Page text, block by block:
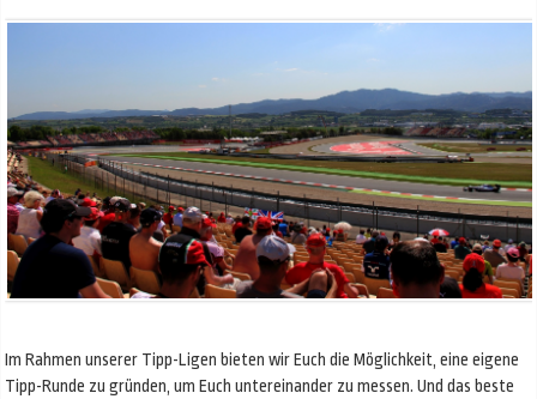
Im Rahmen unserer Tipp-Ligen bieten wir Euch die Möglichkeit, eine eigene
Tipp-Runde zu gründen, um Euch untereinander zu messen. Und das beste